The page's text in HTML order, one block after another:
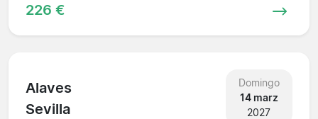
226 €
Alaves
Sevilla
Domingo
14 marz
2027